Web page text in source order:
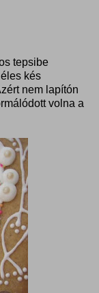
tepsibe
kés
nem lapítón
volna a